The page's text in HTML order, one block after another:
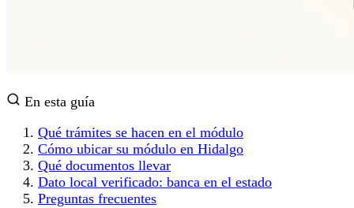
En esta guía
Qué trámites se hacen en el módulo
Cómo ubicar su módulo en Hidalgo
Qué documentos llevar
Dato local verificado: banca en el estado
Preguntas frecuentes